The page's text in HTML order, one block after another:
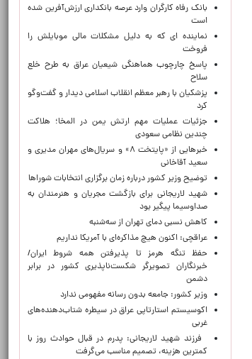
بانک رفاه کارگران وارد عرصه بانکداری ارزش‌آفرین شده
است
نماینده ای که به دلیل مشکلات مالی موبایلش را
فروخت
پاسخ چارچوب هماهنگی شیعیان عراق به طرح خلع
سلاح
پزشکیان با رهبر معظم انقلاب اسلامی دیدار و گفت‌وگو
کرد
جزئیات عملیات مهم ارتش یمن در المخا؛ هلاکت
چندین نظامی سعودی
خبرهایی از «پایتخت ۸» و سریال‌های مهران مدیری و
سعید آقاخانی
توضیح وزیر کشور درباره زمان برگزاری انتخابات شوراها
شهید لاریجانی برای بازگشت مجریان و هنرمندان به
صداوسیما پیگیر بود
کاهش نسبی دمای تهران از سه‌شنبه
عراقچی: اکنون هیچ مذاکره‌ای با آمریکا نداریم
حفظ تنگه هرمز تا پذیرفتن همه شروط ایران/
خبرنگاران تصویرگر شکست‌ناپذیری کشور در برابر
دشمن
وزیر کشور: جامعه بدون رسانه مفهومی ندارد
اکوسیستم استارتاپی عراق در سیطره شتاب‌دهنده‌‌های
غربی
فرزند شهید لاریجانی: پدرم در قبال حوادث روز با
کمترین هزینه، تصمیم مناسب می‌گرفت